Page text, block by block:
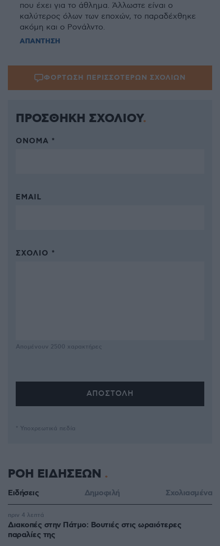
που έχει για το άθλημα. Άλλωστε είναι ο
καλύτερος όλων των εποχών, το παραδέχθηκε
ακόμη και ο Ρονάλντο.
ΑΠΑΝΤΗΣΗ
ΦΟΡΤΩΣΗ ΠΕΡΙΣΣΟΤΕΡΩΝ ΣΧΟΛΙΩΝ
ΠΡΟΣΘΗΚΗ ΣΧΟΛΙΟΥ
ΌΝΟΜΑ *
EMAIL
ΣΧΌΛΙΟ *
Απομένουν 2500 χαρακτήρες
* Υποχρεωτικά πεδία
ΡΟΗ ΕΙΔΗΣΕΩΝ
Ειδήσεις Δημοφιλή Σχολιασμένα
Διακοπές στην Πάτμο: Βουτιές στις ωραιότερες
παραλίες της
πριν 4 λεπτά